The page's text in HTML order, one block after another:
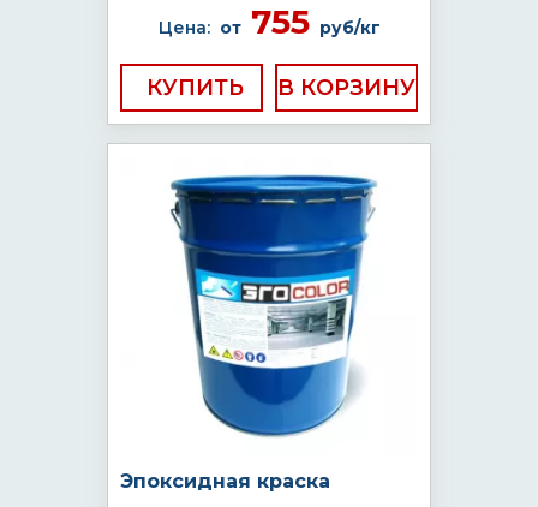
Цена: от755 руб/кг
КУПИТЬ
Эпоксидная краска